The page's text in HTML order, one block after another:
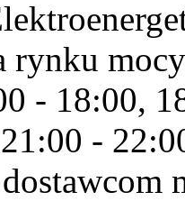
rynku
- 18:00,
-